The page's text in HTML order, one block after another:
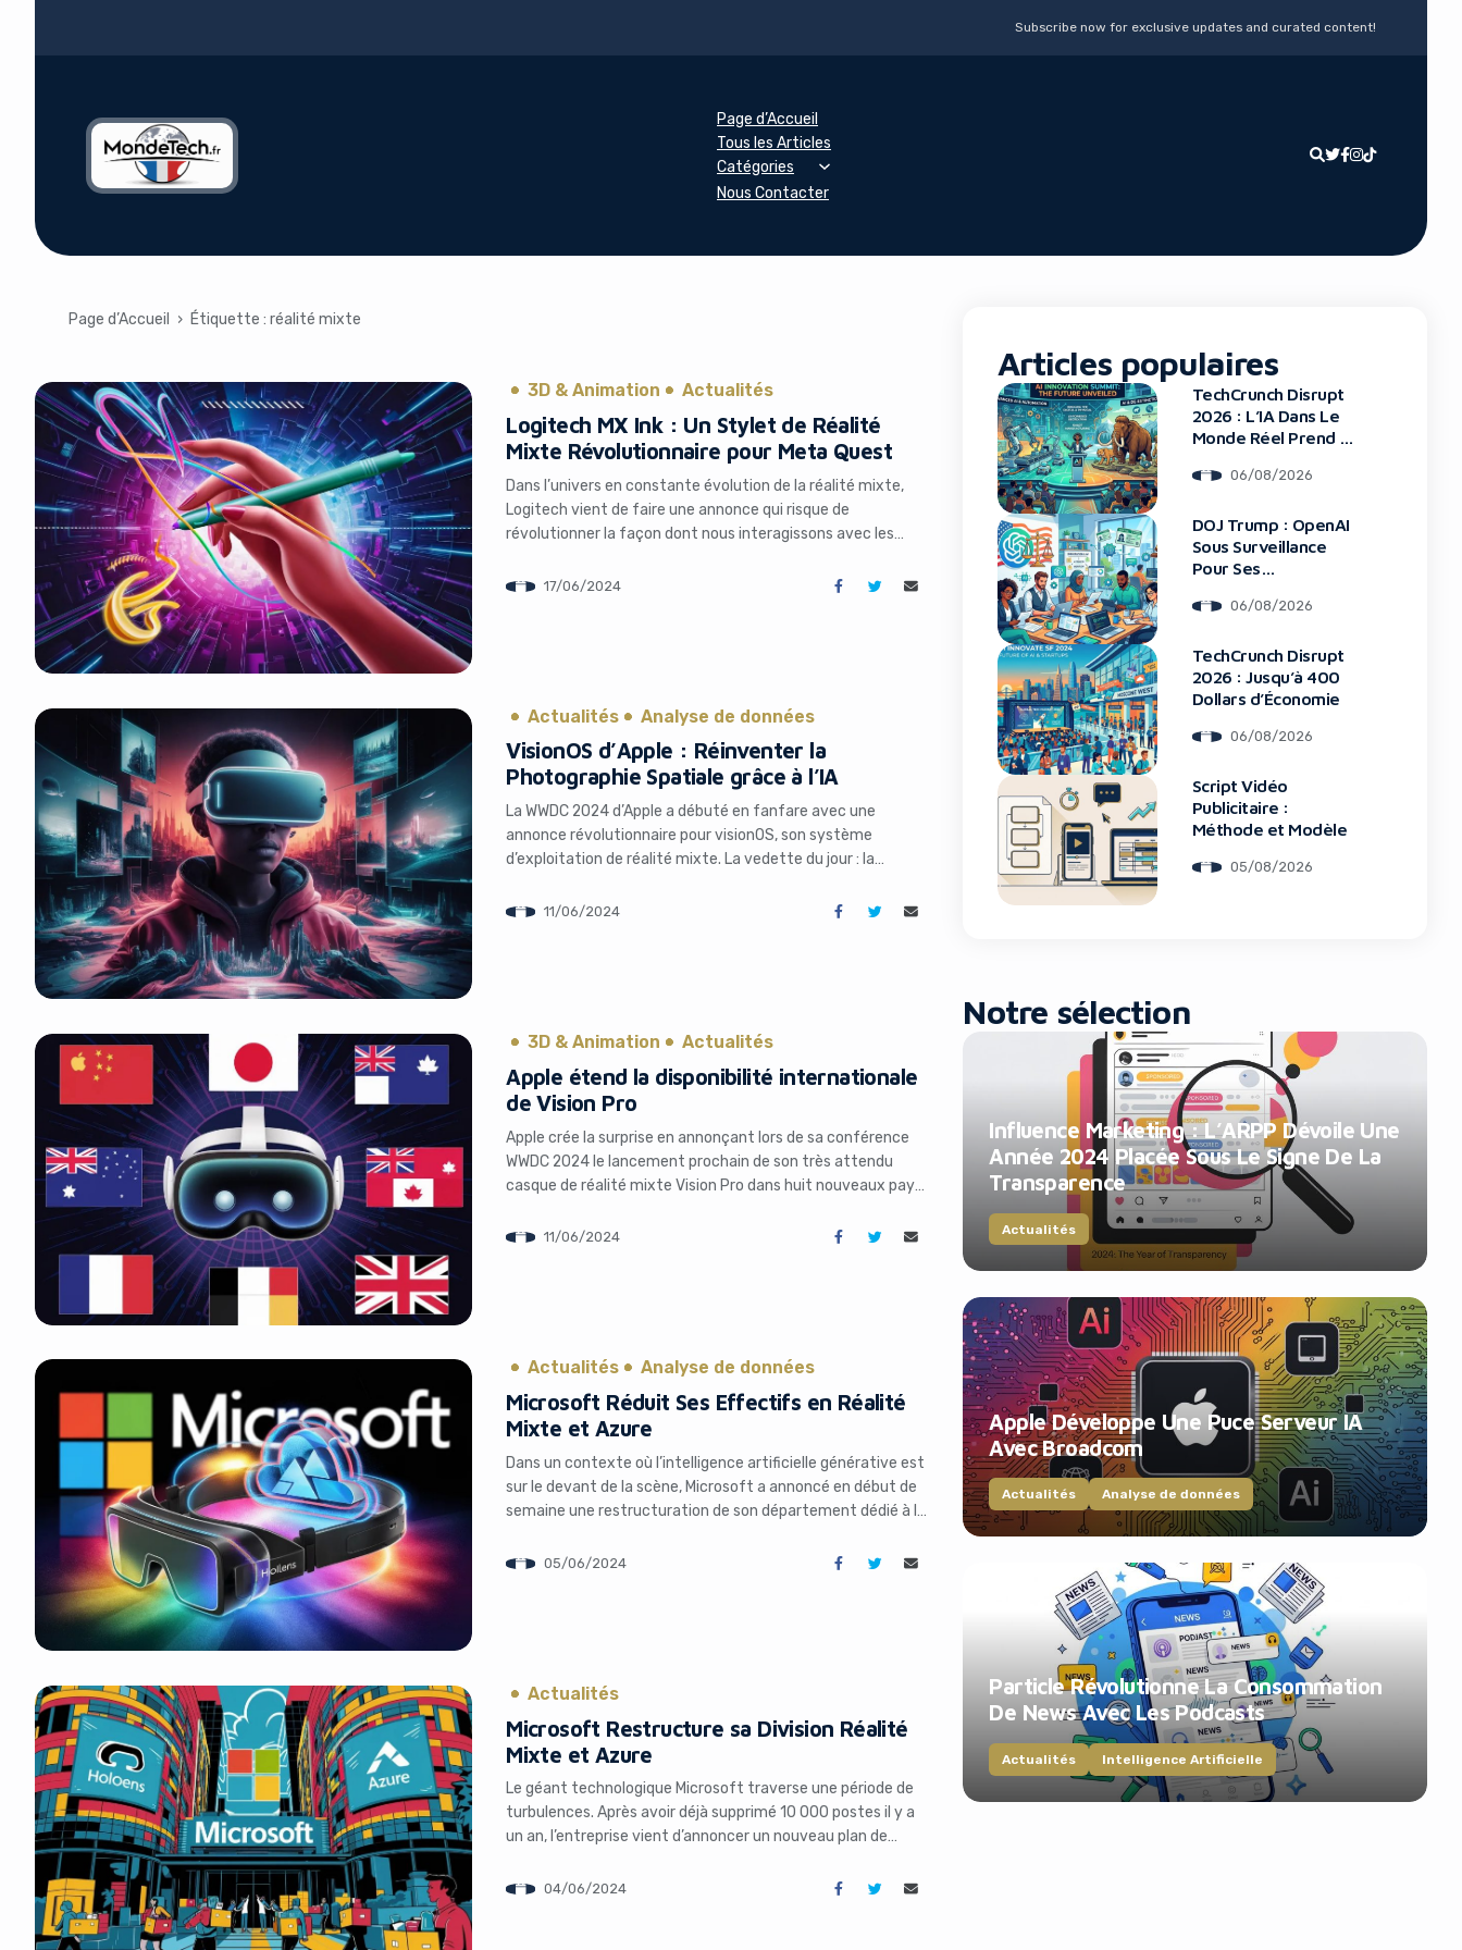
Subscribe now for exclusive updates and curated content!
Page d’Accueil
Tous les Articles
Catégories
Nous Contacter
Page d’Accueil › Étiquette :réalité mixte
3D & Animation Actualités
Logitech MX Ink : Un Stylet de Réalité
Mixte Révolutionnaire pour Meta Quest
Dans l’univers en constante évolution de la réalité mixte,
Logitech vient de faire une annonce qui risque de
révolutionner la façon dont nous interagissons avec les
Ink, un stylet de réalité mixte spécialement conçu pour les
17/06/2024
Actualités Analyse de données
VisionOS d’Apple : Réinventer la
Photographie Spatiale grâce à l’IA
La WWDC 2024 d’Apple a débuté en fanfare avec une
annonce révolutionnaire pour visionOS, son système
d’exploitation de réalité mixte. La vedette du jour : la
spatiales 3D époustouflantes, grâce à la magie de
11/06/2024
3D & Animation Actualités
Apple étend la disponibilité internationale
de Vision Pro
Apple crée la surprise en annonçant lors de sa conférence
WWDC 2024 le lancement prochain de son très attendu
casque de réalité mixte Vision Pro dans huit nouveaux pays
l’ambition d’Apple de démocratiser cette technologie
11/06/2024
Actualités Analyse de données
Microsoft Réduit Ses Effectifs en Réalité
Mixte et Azure
Dans un contexte où l’intelligence artificielle générative est
sur le devant de la scène, Microsoft a annoncé en début de
semaine une restructuration de son département dédié à la
augmentée HoloLens. Cette vague de licenciements, qui
05/06/2024
Actualités
Microsoft Restructure sa Division Réalité
Mixte et Azure
Le géant technologique Microsoft traverse une période de
turbulences. Après avoir déjà supprimé 10 000 postes il y a
un an, l’entreprise vient d’annoncer un nouveau plan de
réalité mixte HoloLens et Azure. Quel avenir pour ces projets
04/06/2024
Articles populaires
TechCrunch Disrupt
2026 : L’IA Dans Le
Monde Réel Prend La
06/08/2026
DOJ Trump : OpenAI
Sous Surveillance
Pour Ses
06/08/2026
TechCrunch Disrupt
2026 : Jusqu’à 400
Dollars d’Économie
06/08/2026
Script Vidéo
Publicitaire :
Méthode et Modèle
05/08/2026
Notre sélection
Influence Marketing : L’ARPP Dévoile Une
Année 2024 Placée Sous Le Signe De La
Transparence
Actualités
Apple Développe Une Puce Serveur IA
Avec Broadcom
Actualités Analyse de données
Particle Révolutionne La Consommation
De News Avec Les Podcasts
Actualités Intelligence Artificielle
It looks like you're using an ad-blocker!